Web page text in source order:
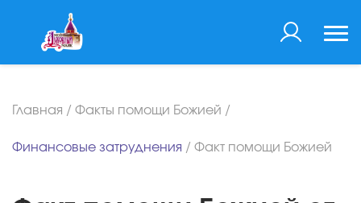
Главная / Факты помощи Божией /
Финансовые затруднения / Факт помощи Божией